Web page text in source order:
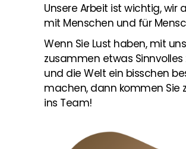
Unsere Arbeit ist wichtig, wir
mit Menschen und für
Wenn Sie Lust haben, mit uns
zusammen etwas Sinnvolles
und die Welt ein bisschen
machen, dann kommen Sie
ins Team!